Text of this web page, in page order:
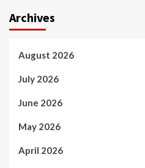
Archives
August 2026
July 2026
June 2026
May 2026
April 2026